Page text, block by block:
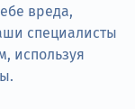
вреда,
специалисты
используя